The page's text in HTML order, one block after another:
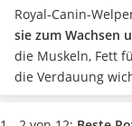
Eiweißpulver
Magnesiumpräparat
Katzenklappe
Nackenmassagegerät
Zeckenschutz Katze
Royal-Canin-
sie zum Wachsen
die Muskeln, Fett
die Verdauung
nicht enthalten
Wählen Sie jetzt